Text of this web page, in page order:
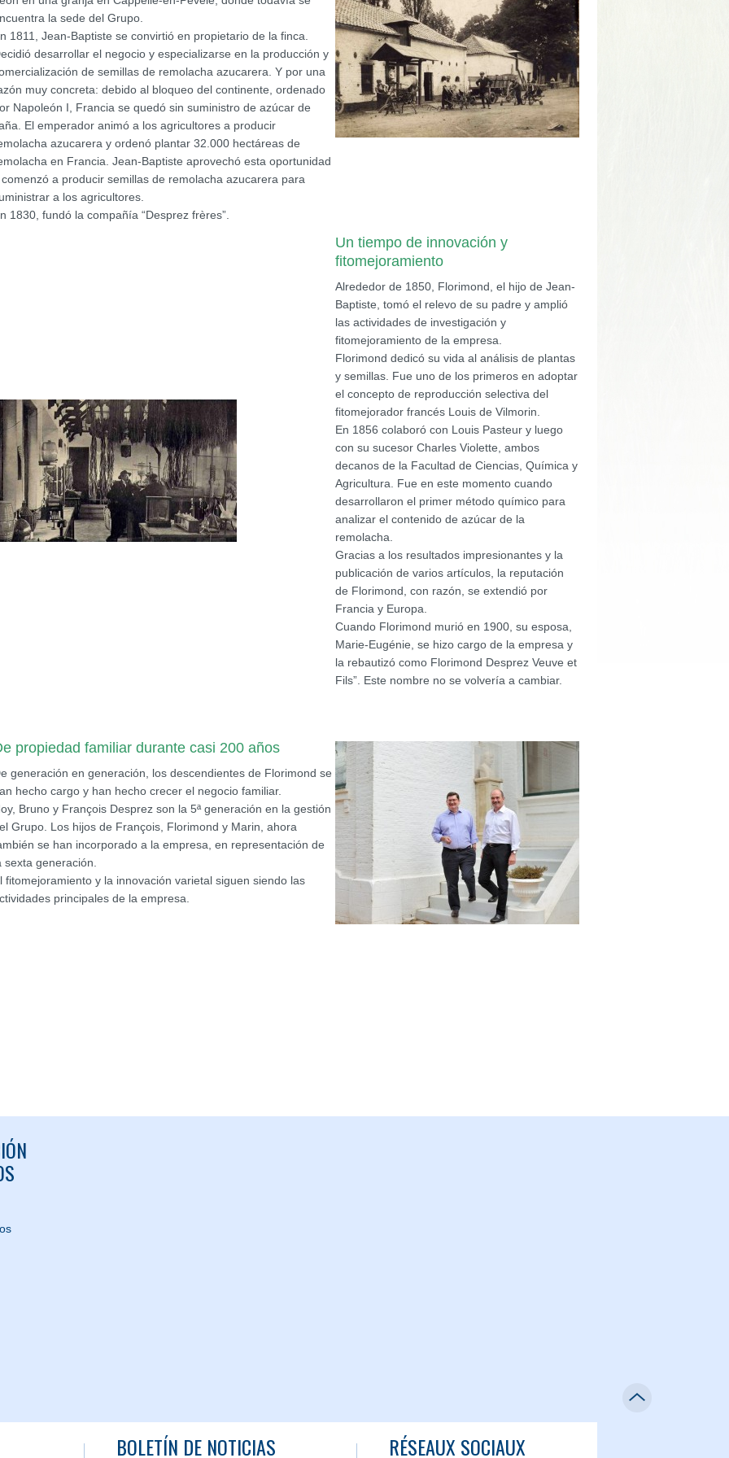
la sede del Grupo.
1811, Jean-Baptiste se convirtió en propietario de la finca.
desarrollar el negocio y especializarse en la producción y
de semillas de remolacha azucarera. Y por una
muy concreta: debido al bloqueo del continente, ordenado
Napoleón I, Francia se quedó sin suministro de azúcar de
El emperador animó a los agricultores a producir
azucarera y ordenó plantar 32.000 hectáreas de
en Francia. Jean-Baptiste aprovechó esta oportunidad
a producir semillas de remolacha azucarera para
a los agricultores.
1830, fundó la compañía “Desprez frères”.
Un tiempo de innovación y
fitomejoramiento
Alrededor de 1850, Florimond, el hijo de Jean-
Baptiste, tomó el relevo de su padre y amplió
las actividades de investigación y
fitomejoramiento de la empresa.
Florimond dedicó su vida al análisis de plantas
y semillas. Fue uno de los primeros en adoptar
el concepto de reproducción selectiva del
fitomejorador francés Louis de Vilmorin.
En 1856 colaboró ​​con Louis Pasteur y luego
con su sucesor Charles Violette, ambos
decanos de la Facultad de Ciencias, Química y
Agricultura. Fue en este momento cuando
desarrollaron el primer método químico para
analizar el contenido de azúcar de la
remolacha.
Gracias a los resultados impresionantes y la
publicación de varios artículos, la reputación
de Florimond, con razón, se extendió por
Francia y Europa.
Cuando Florimond murió en 1900, su esposa,
Marie-Eugénie, se hizo cargo de la empresa y
la rebautizó como Florimond Desprez Veuve et
Fils”. Este nombre no se volvería a cambiar.
propiedad familiar durante casi 200 años
generación en generación, los descendientes de Florimond se
hecho cargo y han hecho crecer el negocio familiar.
Bruno y François Desprez son la 5ª generación en la gestión
Grupo. Los hijos de François, Florimond y Marin, ahora
se han incorporado a la empresa, en representación de
sexta generación.
fitomejoramiento y la innovación varietal siguen siendo las
principales de la empresa.
BOLETÍN DE NOTICIAS RÉSEAUX SOCIAUX